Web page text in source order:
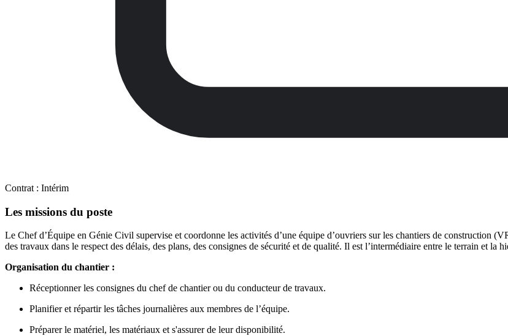
Contrat : Intérim
Les missions du poste
Le Chef d’Équipe en Génie Civil supervise et coordonne les activités d’une équipe d’ouvriers sur les chantiers de construction
des travaux dans le respect des délais, des plans, des consignes de sécurité et de qualité. Il est l’intermédiaire entre le terrain et la
Organisation du chantier :
Réceptionner les consignes du chef de chantier ou du conducteur de travaux.
Planifier et répartir les tâches journalières aux membres de l’équipe.
Préparer le matériel, les matériaux et s'assurer de leur disponibilité.